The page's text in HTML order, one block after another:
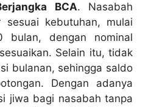
BCA. Nasabah
kebutuhan, mulai
bulan, dengan nominal
Selain itu, tidak
bulanan, sehingga saldo
Dengan adanya
jiwa bagi nasabah tanpa